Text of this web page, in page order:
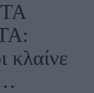
κλαίνε